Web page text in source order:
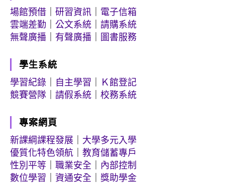
場館預借
研習資訊
電子信箱
雲端差勤
公文系統
請購系統
無聲廣播
有聲廣播 圖書服務
學生系統
學習紀錄
自主學習
Ｋ館登記
競賽營隊
請假系統 校務系統
專案網頁
新課綱課程發展
大學多元入學
優質化特色領航
教育儲蓄專戶
性別平等
職業安全
內部控制
數位學習
資通安全 獎助學金